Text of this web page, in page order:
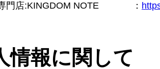
門店:KINGDOM NOTE
：
情報に関して